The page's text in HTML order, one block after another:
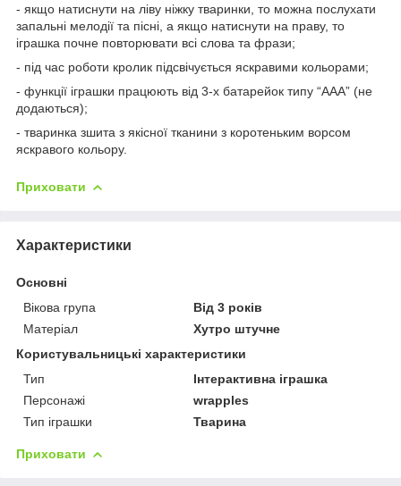
- якщо натиснути на ліву ніжку тваринки, то можна послухати
запальні мелодії та пісні, а якщо натиснути на праву, то
іграшка почне повторювати всі слова та фрази;
- під час роботи кролик підсвічується яскравими кольорами;
- функції іграшки працюють від 3-х батарейок типу “ААА” (не
додаються);
- тваринка зшита з якісної тканини з коротеньким ворсом
яскравого кольору.
Приховати
Характеристики
Основні
Вікова група
Від 3 років
Матеріал
Хутро штучне
Користувальницькі характеристики
Тип
Інтерактивна іграшка
Персонажі
wrapples
Тип іграшки
Тварина
Приховати